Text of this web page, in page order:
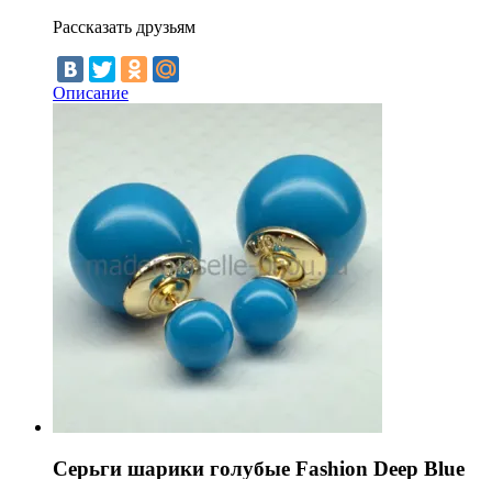
Рассказать друзьям
Описание
Серьги шарики голубые Fashion Deep Blue